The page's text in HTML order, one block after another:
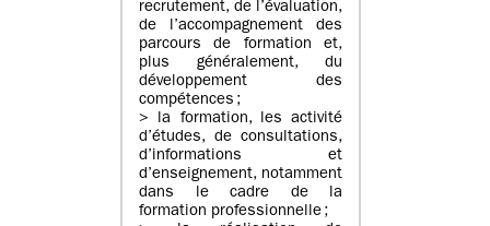
recrutement, de l’évaluation,
de l’accompagnement des
parcours de formation et,
plus généralement, du
développement des
compétences ;
> la formation, les activité
d’études, de consultations,
d’informations et
d’enseignement, notamment
dans le cadre de la
formation professionnelle ;